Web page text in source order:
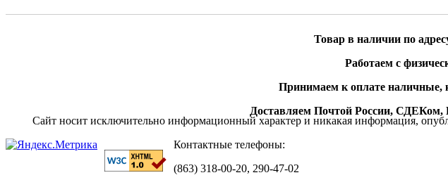
Товар в наличии по
Работаем с
Принимаем к оплате наличные,
Доставляем Почтой России, СДЕКом,
Сайт носит исключительно информационный характер и никакая информация,
Контактные телефоны:
(863) 318-00-20, 290-47-02